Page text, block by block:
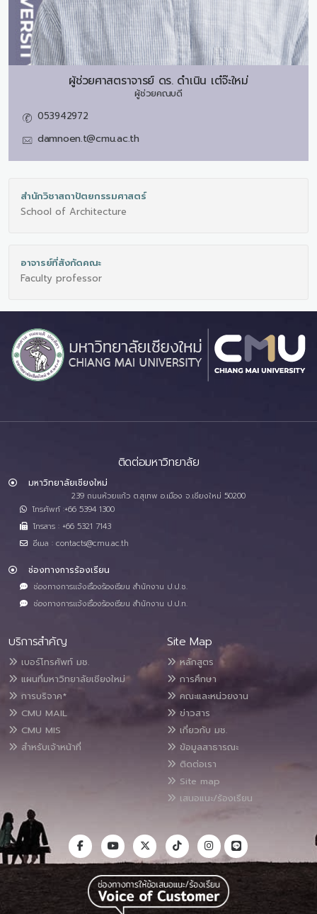
ผู้ช่วยศาสตราจารย์ ดร. ดำเนิน เต๋จ๊ะใหม่
ผู้ช่วยคณบดี
053942972
damnoen.t@cmu.ac.th
สำนักวิชาสถาปัตยกรรมศาสตร์
School of Architecture
อาจารย์ที่สังกัดคณะ
Faculty professor
ติดต่อมหาวิทยาลัย
มหาวิทยาลัยเชียงใหม่
239 ถนนห้วยแก้ว ต.สุเทพ อ.เมือง จ.เชียงใหม่ 50200
โทรศัพท์ :+66 5394 1300
โทรสาร : +66 5321 7143
อีเมล : contacts@cmu.ac.th
ช่องทางการร้องเรียน
ช่องทางการแจ้งเรื่องร้องเรียน สำนักงาน ป.ป.ช.
ช่องทางการแจ้งเรื่องร้องเรียน สำนักงาน ป.ป.ท.
บริการสำคัญ
เบอร์โทรศัพท์ มช.
แผนที่มหาวิทยาลัยเชียงใหม่
การบริจาค*
CMU MAIL
CMU MIS
สำหรับเจ้าหน้าที่
Site Map
หลักสูตร
การศึกษา
คณะและหน่วยงาน
ข่าวสาร
เกี่ยวกับ มช.
ข้อมูลสาธารณะ
ติดต่อเรา
Site map
เสนอแนะ/ร้องเรียน